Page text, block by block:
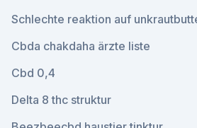
Schlechte reaktion auf
Cbda chakdaha ärzte liste
Cbd 0,4
Delta 8 thc struktur